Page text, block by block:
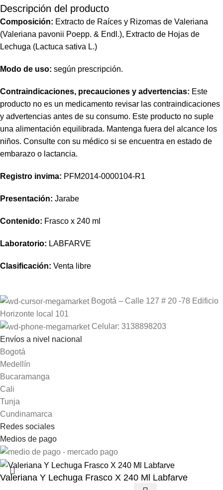
Descripción del producto
Composición: Extracto de Raíces y Rizomas de Valeriana
(Valeriana pavonii Poepp. & Endl.), Extracto de Hojas de
Lechuga (Lactuca sativa L.)
Modo de uso: según prescripción.
Contraindicaciones, precauciones y advertencias: Este
producto no es un medicamento revisar las contraindicaciones
y advertencias antes de su consumo. Este producto no suple
una alimentación equilibrada. Mantenga fuera del alcance los
niños. Consulte con su médico si se encuentra en estado de
embarazo o lactancia.
Registro invima: PFM2014-0000104-R1
Presentación: Jarabe
Contenido: Frasco x 240 ml
Laboratorio: LABFARVE
Clasificación: Venta libre
Bogotá – Calle 127 # 20 -78 Edificio
Horizonte local 101
Celular: 3138898203
Envíos a nivel nacional
Bogotá
Medellín
Bucaramanga
Cali
Tunja
Cundinamarca
Redes sociales
Medios de pago
Valeriana Y Lechuga Frasco X 240 Ml Labfarve